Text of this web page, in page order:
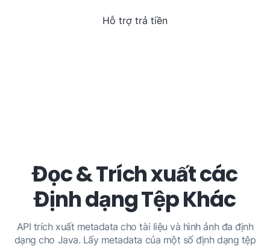
Hỗ trợ trả tiền
Đọc & Trích xuất các
Định dạng Tệp Khác
API trích xuất metadata cho tài liệu và hình ảnh đa định
dạng cho Java. Lấy metadata của một số định dạng tệp